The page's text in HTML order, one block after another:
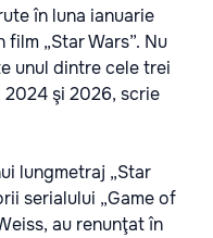
în luna ianuarie
„Star Wars”. Nu
unul dintre cele trei
şi 2026, scrie
lungmetraj „Star
serialului „Game of
au renunţat în